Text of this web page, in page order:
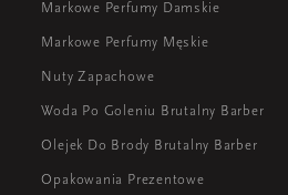
Markowe Perfumy Damskie
Markowe Perfumy Męskie
Nuty Zapachowe
Woda Po Goleniu Brutalny Barber
Olejek Do Brody Brutalny Barber
Opakowania Prezentowe